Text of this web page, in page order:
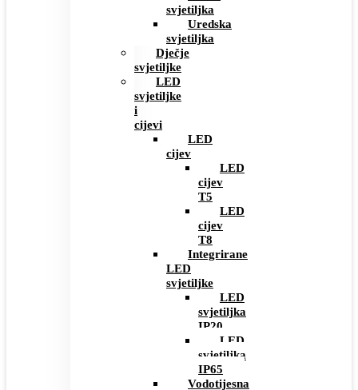
svjetiljka
Uredska
svjetiljka
Dječje
svjetiljke
LED
svjetiljke
i
cijevi
LED
cijev
LED
cijev
T5
LED
cijev
T8
Integrirane
LED
svjetiljke
LED
svjetiljka
IP20
LED
svjetiljka
IP65
Vodotijesna